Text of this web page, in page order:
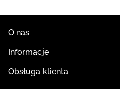
O nas
Informacje
Obsługa klienta